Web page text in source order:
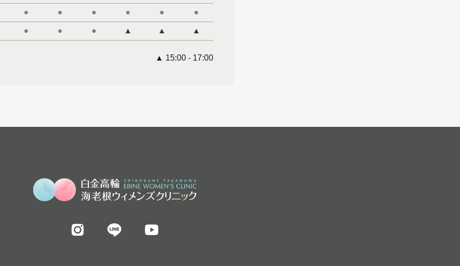
● ● ● ● ● ●
● ● ● ▲ ▲ ▲
▲ 15:00 - 17:00